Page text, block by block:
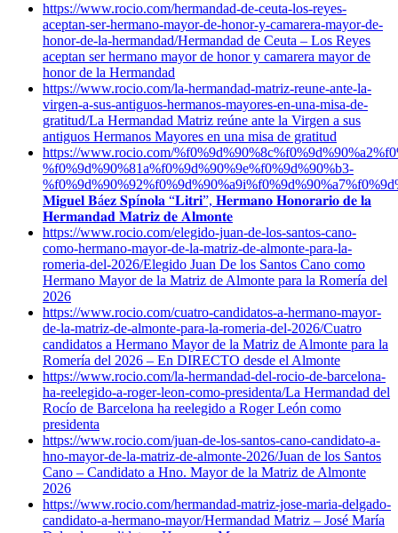
https://www.rocio.com/hermandad-de-ceuta-los-reyes-
aceptan-ser-hermano-mayor-de-honor-y-camarera-mayor-de-
honor-de-la-hermandad/Hermandad de Ceuta – Los Reyes
aceptan ser hermano mayor de honor y camarera mayor de
honor de la Hermandad
https://www.rocio.com/la-hermandad-matriz-reune-ante-la-
virgen-a-sus-antiguos-hermanos-mayores-en-una-misa-de-
gratitud/La Hermandad Matriz reúne ante la Virgen a sus
antiguos Hermanos Mayores en una misa de gratitud
https://www.rocio.com/
%f0%9d%90%81a%f0%9d%90%9e%f0%9d%90%b3-
𝐌𝐢𝐠𝐮𝐞𝐥 𝐁á𝐞𝐳 𝐒𝐩í𝐧𝐨𝐥𝐚 “𝐋𝐢𝐭𝐫𝐢”, 𝐇𝐞𝐫𝐦𝐚𝐧𝐨 𝐇𝐨𝐧𝐨𝐫𝐚𝐫𝐢𝐨 𝐝𝐞 𝐥𝐚
𝐇𝐞𝐫𝐦𝐚𝐧𝐝𝐚𝐝 𝐌𝐚𝐭𝐫𝐢𝐳 𝐝𝐞 𝐀𝐥𝐦𝐨𝐧𝐭𝐞
https://www.rocio.com/elegido-juan-de-los-santos-cano-
como-hermano-mayor-de-la-matriz-de-almonte-para-la-
romeria-del-2026/Elegido Juan De los Santos Cano como
Hermano Mayor de la Matriz de Almonte para la Romería del
2026
https://www.rocio.com/cuatro-candidatos-a-hermano-mayor-
de-la-matriz-de-almonte-para-la-romeria-del-2026/Cuatro
candidatos a Hermano Mayor de la Matriz de Almonte para la
Romería del 2026 – En DIRECTO desde el Almonte
https://www.rocio.com/la-hermandad-del-rocio-de-barcelona-
ha-reelegido-a-roger-leon-como-presidenta/La Hermandad del
Rocío de Barcelona ha reelegido a Roger León como
presidenta
https://www.rocio.com/juan-de-los-santos-cano-candidato-a-
hno-mayor-de-la-matriz-de-almonte-2026/Juan de los Santos
Cano – Candidato a Hno. Mayor de la Matriz de Almonte
2026
https://www.rocio.com/hermandad-matriz-jose-maria-delgado-
candidato-a-hermano-mayor/Hermandad Matriz – José María